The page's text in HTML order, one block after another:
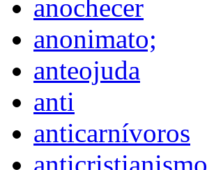
anochecer
anonimato;
anteojuda
anti
anticarnívoros